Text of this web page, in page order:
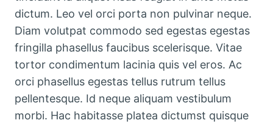
dictum. Leo vel orci porta non pulvinar neque.
Diam volutpat commodo sed egestas egestas
fringilla phasellus faucibus scelerisque. Vitae
tortor condimentum lacinia quis vel eros. Ac
orci phasellus egestas tellus rutrum tellus
pellentesque. Id neque aliquam vestibulum
morbi. Hac habitasse platea dictumst quisque